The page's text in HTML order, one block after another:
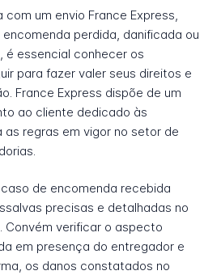
um envio France Express,
perdida, danificada ou
é essencial conhecer os
para fazer valer seus direitos e
France Express dispõe de um
ao cliente dedicado às
regras em vigor no setor de
de encomenda recebida
precisas e detalhadas no
Convém verificar o aspecto
em presença do entregador e
os danos constatados no